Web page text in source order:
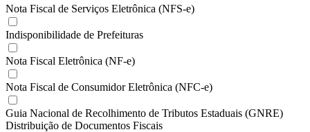
Nota Fiscal de Serviços Eletrônica (NFS-e)
Indisponibilidade de Prefeituras
Nota Fiscal Eletrônica (NF-e)
Nota Fiscal de Consumidor Eletrônica (NFC-e)
Guia Nacional de Recolhimento de Tributos Estaduais (GNRE)
Distribuição de Documentos Fiscais